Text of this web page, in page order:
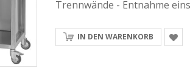
Trennwände - Entnahme
IN DEN WARENKORB